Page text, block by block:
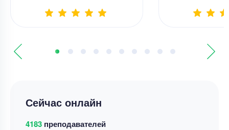
Сейчас онлайн
4183 преподавателей